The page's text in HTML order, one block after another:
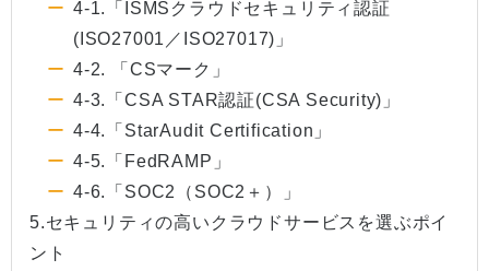
4-1.「ISMSクラウドセキュリティ認証
(ISO27001／ISO27017)」
4-2. 「CSマーク」
4-3.「CSA STAR認証(CSA Security)」
4-4.「StarAudit Certification」
4-5.「FedRAMP」
4-6.「SOC2（SOC2＋）」
5.セキュリティの高いクラウドサービスを選ぶポイ
ント